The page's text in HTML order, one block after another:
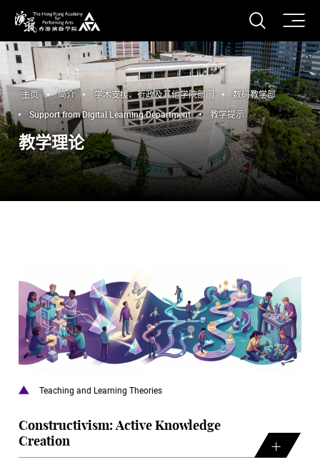
香港演艺学院
打开
主页 简介 学术支援、行政及其他学院部门
数码教学部
Support from Digital Learning Department
教学提示
教学理论
Teaching and Learning Theories
Constructivism: Active Knowledge
Creation